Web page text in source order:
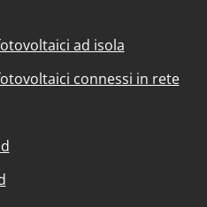
ad isola
connessi in rete